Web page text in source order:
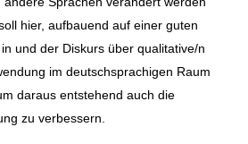
hier, aufbauend auf einer guten
und der Diskurs über qualitative/n
im deutschsprachigen Raum
daraus entstehend auch die
zu verbessern.